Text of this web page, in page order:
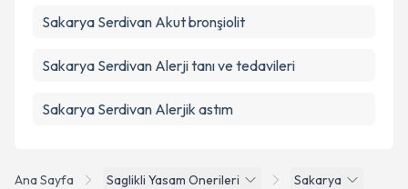
Ana Sayfa Saglikli Yasam Onerileri
Sakarya
Sakarya Serdivan Akut bronşiolit
Sakarya Serdivan Alerji tanı ve tedavileri
Sakarya Serdivan Alerjik astım